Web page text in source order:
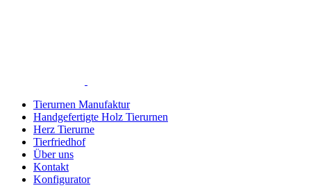
Tierurnen Manufaktur
Handgefertigte Holz Tierurnen
Herz Tierurne
Tierfriedhof
Über uns
Kontakt
Konfigurator